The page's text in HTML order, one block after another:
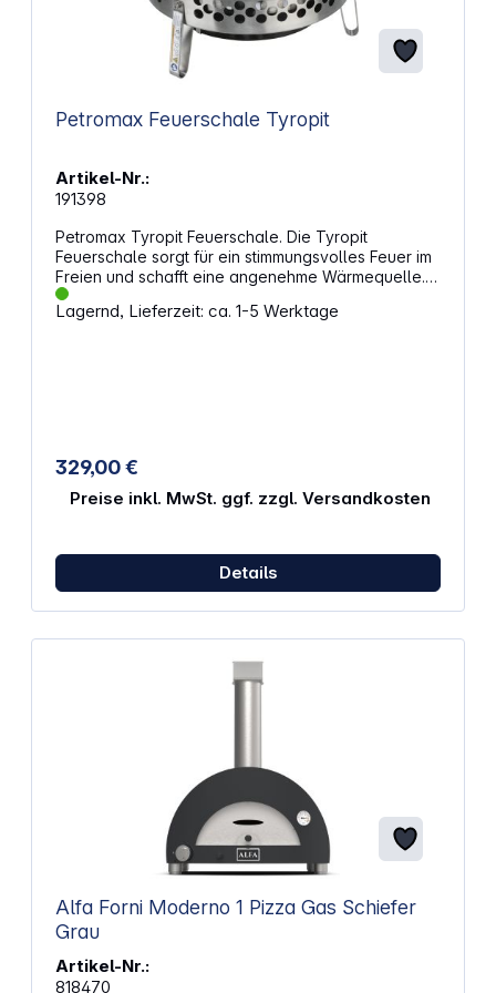
Petromax Feuerschale Tyropit
Artikel-Nr.:
191398
Petromax Tyropit Feuerschale. Die Tyropit
Feuerschale sorgt für ein stimmungsvolles Feuer im
Freien und schafft eine angenehme Wärmequelle.
Durch die durchdachte Bauweise bleibt das Feuer
gut geschützt und die Glut hält lange an. Mit ihrem
Seitliche Luftlöcher fördern eine saubere
Verbrennung Abnehmbarer Aschebehälter für
unkomplizierte Reinigung Geeignet für Terrasse,
Lagernd, Lieferzeit: ca. 1-5 Werktage
329,00 €
Preise inkl. MwSt. ggf. zzgl. Versandkosten
Details
Alfa Forni Moderno 1 Pizza Gas Schiefer
Grau
Artikel-Nr.:
818470